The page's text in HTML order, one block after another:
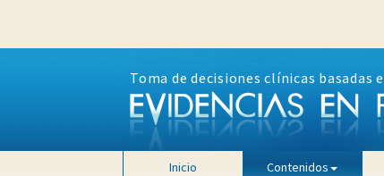
Toma de decisiones clínicas basadas
Inicio Contenidos